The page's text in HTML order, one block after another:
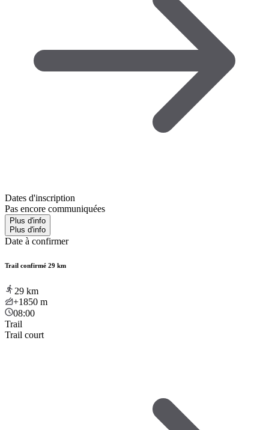
Dates d'inscription
Pas encore communiquées
Plus d'info
Plus d'info
Date à confirmer
Trail confirmé 29 km
29 km
+1850 m
08:00
Trail
Trail court